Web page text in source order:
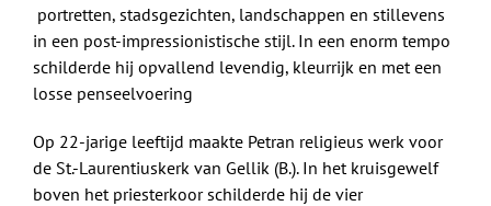
portretten, stadsgezichten, landschappen en stillevens
in een post-impressionistische stijl. In een enorm tempo
schilderde hij opvallend levendig, kleurrijk en met een
losse penseelvoering
Op 22-jarige leeftijd maakte Petran religieus werk voor
de St.-Laurentiuskerk van Gellik (B.). In het kruisgewelf
boven het priesterkoor schilderde hij de vier